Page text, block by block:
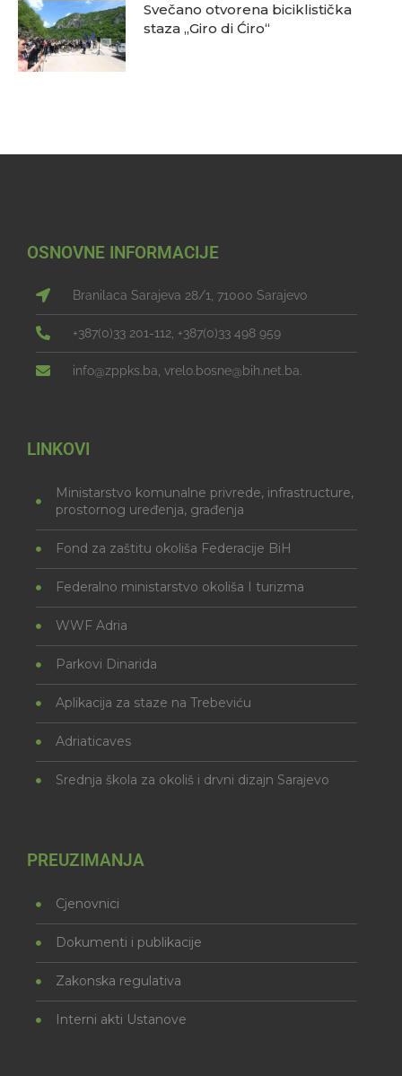
Svečano otvorena biciklistička
staza „Giro di Ćiro“
OSNOVNE INFORMACIJE
Branilaca Sarajeva 28/1, 71000 Sarajevo
+387(0)33 201-112, +387(0)33 498 959
info@zppks.ba, vrelo.bosne@bih.net.ba.
LINKOVI
Ministarstvo komunalne privrede, infrastructure,
prostornog uređenja, građenja
Fond za zaštitu okoliša Federacije BiH
Federalno ministarstvo okoliša I turizma
WWF Adria
Parkovi Dinarida
Aplikacija za staze na Trebeviću
Adriaticaves
Srednja škola za okoliš i drvni dizajn Sarajevo
PREUZIMANJA
Cjenovnici
Dokumenti i publikacije
Zakonska regulativa
Interni akti Ustanove